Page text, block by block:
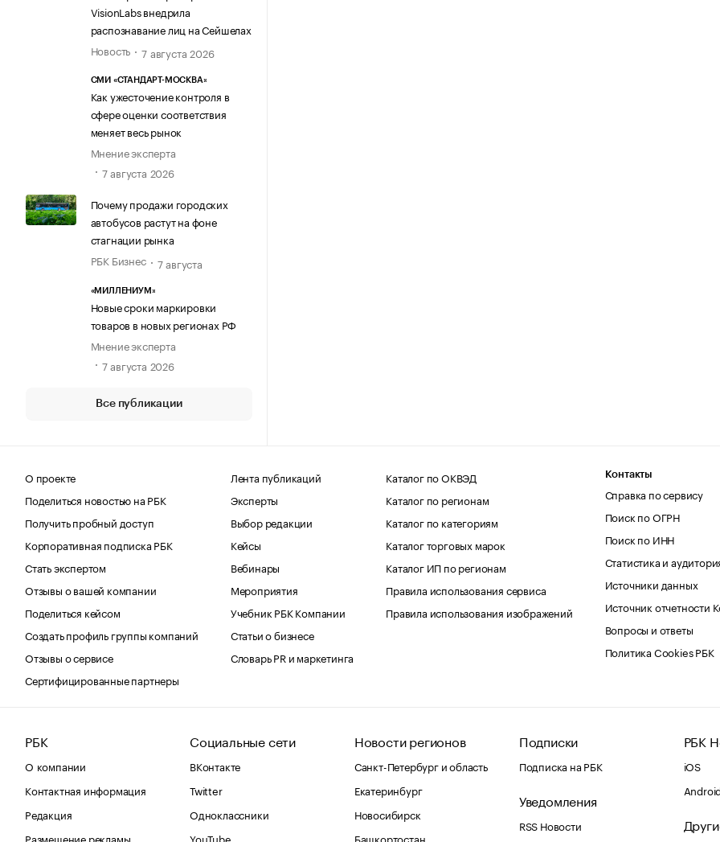
VisionLabs внедрила
распознавание лиц на Сейшелах
Новость
7 августа 2026
СМИ «СТАНДАРТ-МОСКВА»
Как ужесточение контроля в
сфере оценки соответствия
меняет весь рынок
Мнение эксперта
7 августа 2026
Почему продажи городских
автобусов растут на фоне
стагнации рынка
РБК Бизнес
7 августа
«МИЛЛЕНИУМ»
Новые сроки маркировки
товаров в новых регионах РФ
Мнение эксперта
7 августа 2026
Все публикации
О проекте
Поделиться новостью на РБК
Получить пробный доступ
Корпоративная подписка РБК
Стать экспертом
Отзывы о вашей компании
Поделиться кейсом
Создать профиль группы компаний
Отзывы о сервисе
Сертифицированные партнеры
Лента публикаций
Эксперты
Выбор редакции
Кейсы
Вебинары
Мероприятия
Учебник РБК Компании
Статьи о бизнесе
Словарь PR и маркетинга
Каталог по ОКВЭД
Каталог по регионам
Каталог по категориям
Каталог торговых марок
Каталог ИП по регионам
Правила использования сервиса
Правила использования изображений
Контакты
Справка по сервису
Поиск по ОГРН
Поиск по ИНН
Статистика и
Источники данных
Источник отчетности
Вопросы и ответы
Политика Cookies РБК
РБК
О компании
Контактная информация
Редакция
Размещение рекламы
Социальные сети
ВКонтакте
Twitter
Одноклассники
YouTube
Новости регионов
Санкт-Петербург и область
Екатеринбург
Новосибирск
Башкортостан
Подписки
Подписка на РБК
Уведомления
RSS Новости
РБК
iOS